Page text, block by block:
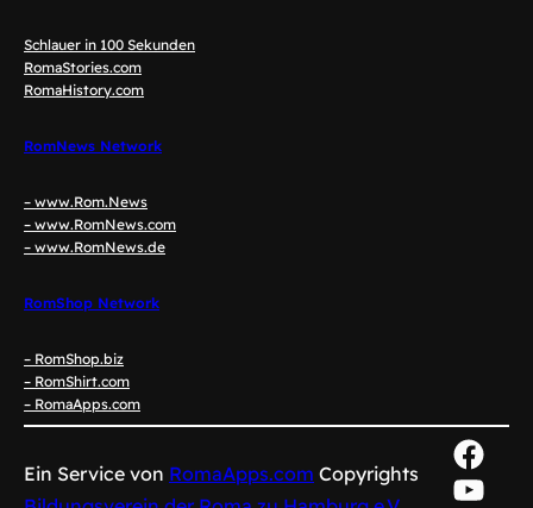
Schlauer in 100 Sekunden
RomaStories.com
RomaHistory.com
RomNews Network
– www.Rom.News
– www.RomNews.com
– www.RomNews.de
RomShop Network
– RomShop.biz
– RomShirt.com
– RomaApps.com
Ein Service von RomaApps.com Copyrights